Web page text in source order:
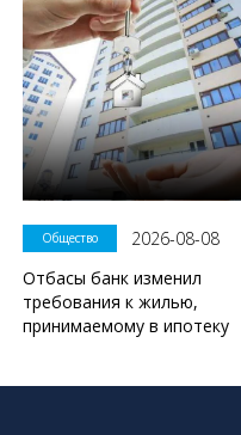
Общество
2026-08-08
Отбасы банк изменил
требования к жилью,
принимаемому в ипотеку